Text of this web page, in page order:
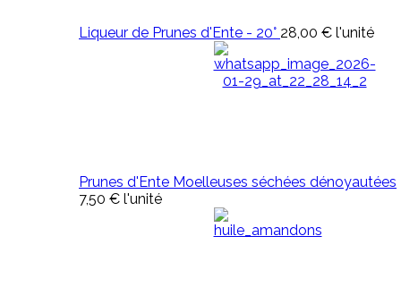
Liqueur de Prunes d'Ente - 20° 28,00 € l'unité
Prunes d'Ente Moelleuses séchées dénoyautées
7,50 € l'unité